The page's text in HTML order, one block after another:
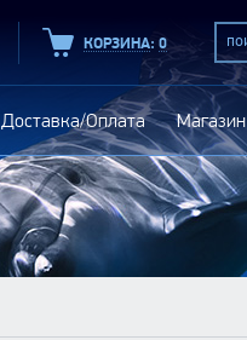
КОРЗИНА: 0
Доставка/Оплата Магазин